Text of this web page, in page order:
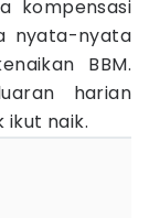
kompensasi
nyata-nyata
BBM.
harian
ikut naik.